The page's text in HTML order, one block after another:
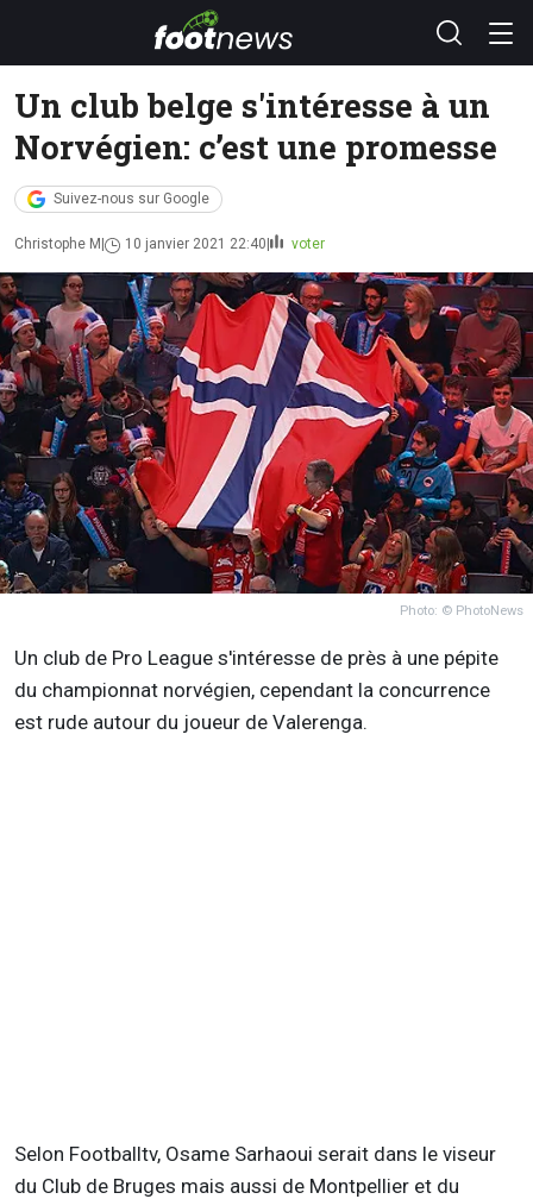
Un club belge s'intéresse à un
Norvégien: c’est une promesse
Suivez-nous sur Google
Christophe M 10 janvier 2021 22:40 voter
Photo: © PhotoNews
Un club de Pro League s'intéresse de près à une pépite
du championnat norvégien, cependant la concurrence
est rude autour du joueur de Valerenga.
Selon Footballtv, Osame Sarhaoui serait dans le viseur
du Club de Bruges mais aussi de Montpellier et du